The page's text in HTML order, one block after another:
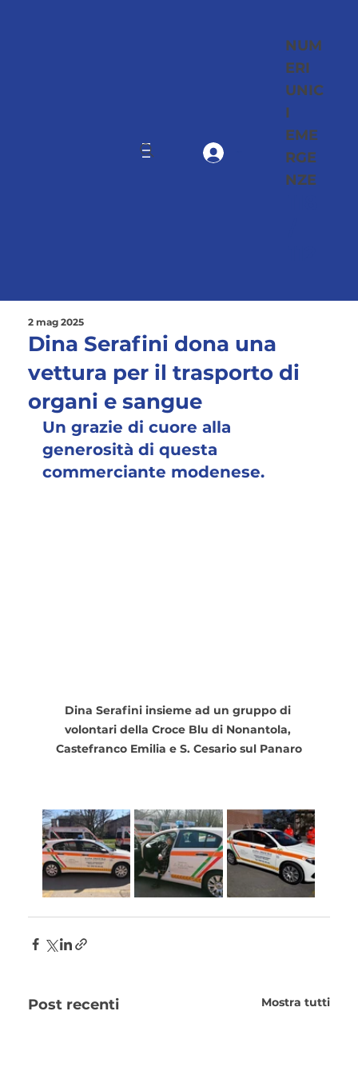
NUM
ERI
UNIC
I
EME
RGE
NZE
Dina Serafini dona una
vettura per il trasporto di
organi e sangue
2 mag 2025
Un grazie di cuore alla
generosità di questa
commerciante modenese.
Dina Serafini insieme ad un gruppo di
volontari della Croce Blu di Nonantola,
Castefranco Emilia e S. Cesario sul Panaro
Post recenti Mostra tutti